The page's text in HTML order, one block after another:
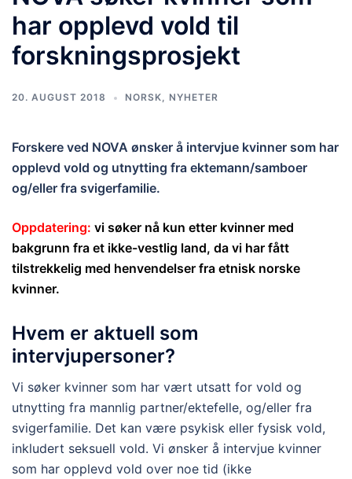
har opplevd vold til
forskningsprosjekt
20. AUGUST 2018 NORSK, NYHETER
Forskere ved NOVA ønsker å intervjue kvinner som har
opplevd vold og utnytting fra ektemann/samboer
og/eller fra svigerfamilie.
Oppdatering: vi søker nå kun etter kvinner med
bakgrunn fra et ikke-vestlig land, da vi har fått
tilstrekkelig med henvendelser fra etnisk norske
kvinner.
Hvem er aktuell som
intervjupersoner?
Vi søker kvinner som har vært utsatt for vold og
utnytting fra mannlig partner/ektefelle, og/eller fra
svigerfamilie. Det kan være psykisk eller fysisk vold,
inkludert seksuell vold. Vi ønsker å intervjue kvinner
som har opplevd vold over noe tid (ikke